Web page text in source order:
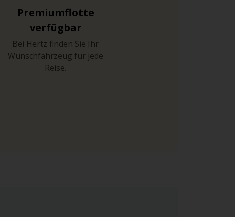
Premiumflotte
verfügbar
Bei Hertz finden Sie Ihr
Wunschfahrzeug für jede
Reise.